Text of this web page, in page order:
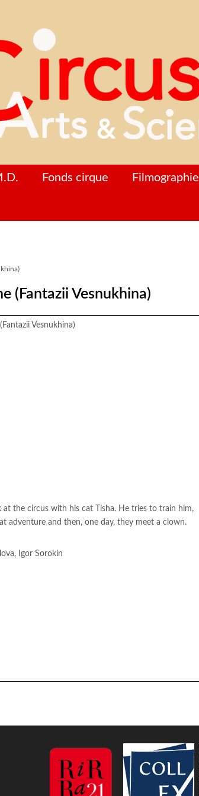
Fonds cirque Filmographie
(Fantazii Vesnukhina)
Vesnukhina)
at the circus with his cat Tisha. He tries to train him,
adventure and then, one day, they meet a clown.
Igor Sorokin